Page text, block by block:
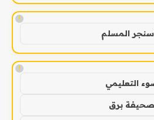
!
المسلم
!
التعليمي
صحيفة برق